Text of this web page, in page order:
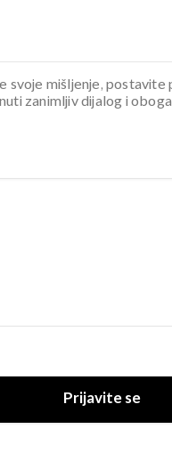
svoje mišljenje, postavite
zanimljiv dijalog i
Prijavite se